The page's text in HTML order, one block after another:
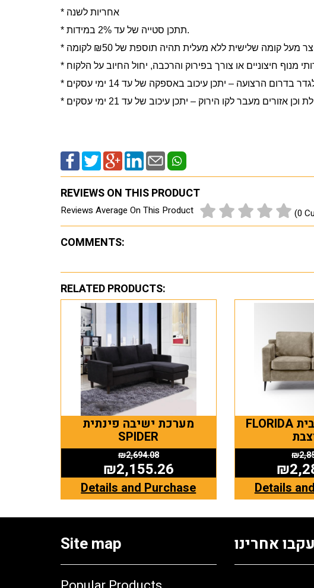
* אחריות לשנה
* תתכן סטייה של עד 2% במידות.
מעבר לקו הירוק – יתכן עיכוב של עד 21 ימי עסקים
REVIEWS ON THIS PRODUCT
Reviews Average On This Product (0
COMMENTS:
RELATED PRODUCTS:
מערכת ישיבה פינתית
SPIDER
₪2,694.08
₪2,155.26
Details and Purchase
FLORIDA ספה דו-מושבית
₪
₪
Details
Site map עקבו אחרינו